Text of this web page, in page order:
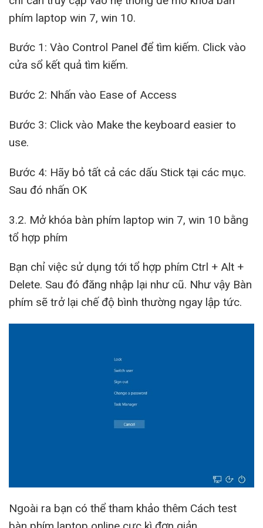
phím laptop win 7, win 10.
Bước 1: Vào Control Panel để tìm kiếm. Click vào
cửa sổ kết quả tìm kiếm.
Bước 2: Nhấn vào Ease of Access
Bước 3: Click vào Make the keyboard easier to
use.
Bước 4: Hãy bỏ tất cả các dấu Stick tại các mục.
Sau đó nhấn OK
3.2. Mở khóa bàn phím laptop win 7, win 10 bằng
tổ hợp phím
Bạn chỉ việc sử dụng tới tổ hợp phím Ctrl + Alt +
Delete. Sau đó đăng nhập lại như cũ. Như vậy Bàn
phím sẽ trở lại chế độ bình thường ngay lập tức.
Ngoài ra bạn có thể tham khảo thêm Cách test